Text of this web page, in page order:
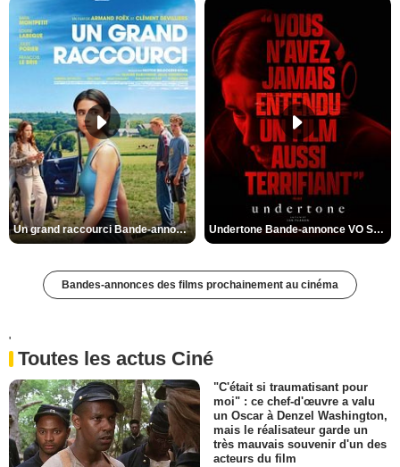
Un grand raccourci Bande-annonce VF Undertone Bande-annonce VO STFR
Bandes-annonces des films prochainement au cinéma
'
Toutes les actus Ciné
"C'était si traumatisant pour
moi" : ce chef-d'œuvre a valu
un Oscar à Denzel Washington,
mais le réalisateur garde un
très mauvais souvenir d'un des
acteurs du film